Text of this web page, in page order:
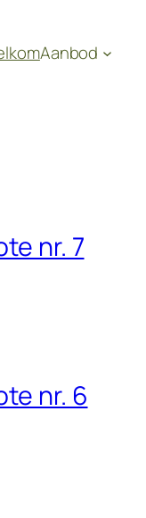
Aanbod
nr. 7
nr. 6